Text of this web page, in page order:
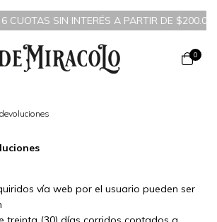
CUOTAS SIN INTERÉS A PARTIR DE
0
vía web por el usuario pueden ser